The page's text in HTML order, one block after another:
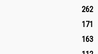
262
171
163